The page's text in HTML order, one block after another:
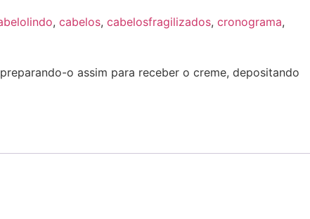
, cabelos, cabelosfragilizados, cronograma,
o assim para receber o creme, depositando